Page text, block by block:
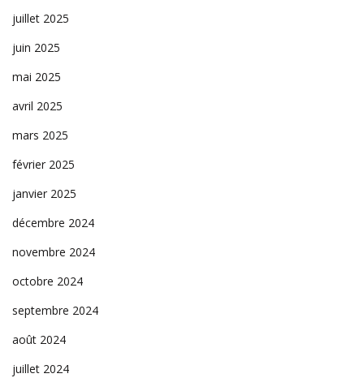
juillet 2025
juin 2025
mai 2025
avril 2025
mars 2025
février 2025
janvier 2025
décembre 2024
novembre 2024
octobre 2024
septembre 2024
août 2024
juillet 2024